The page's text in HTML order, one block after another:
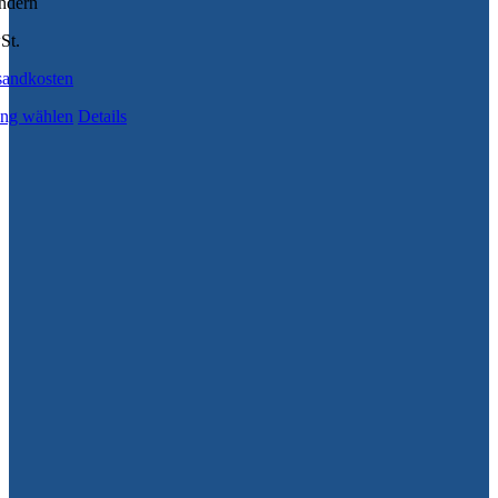
wählen Details